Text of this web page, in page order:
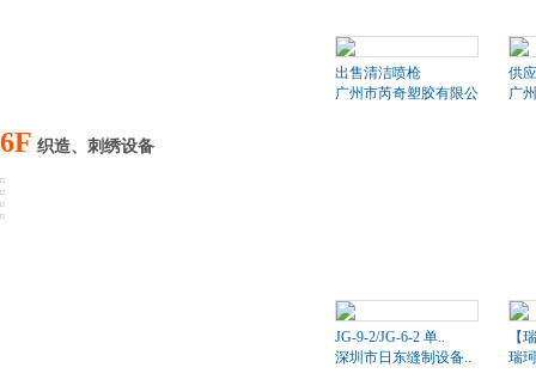
出售清洁喷枪
广州市芮奇塑胶有限公司
供
广
6F 织造、刺绣设备
JG-9-2/JG-6-2 单..
深圳市日东缝制设备..
【
瑞